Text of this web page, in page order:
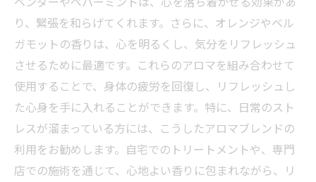
り、緊張を和らげてくれます。さらに、オレンジやベル
ガモットの香りは、心を明るくし、気分をリフレッシュ
させるために最適です。これらのアロマを組み合わせて
使用することで、身体の疲労を回復し、リフレッシュし
た心身を手に入れることができます。特に、日常のスト
レスが溜まっている方には、こうしたアロマブレンドの
利用をお勧めします。自宅でのトリートメントや、専門
店での施術を通じて、心地よい香りに包まれながら、リ